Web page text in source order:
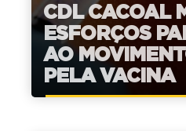
CDL CACOAL
ESFORÇOS
AO
PELA VACINA